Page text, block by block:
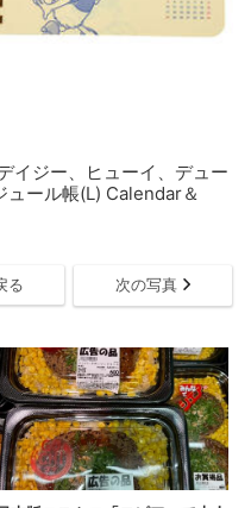
イジー、ヒューイ、デュー
ュール帳(L) Calendar＆
る 次の写真